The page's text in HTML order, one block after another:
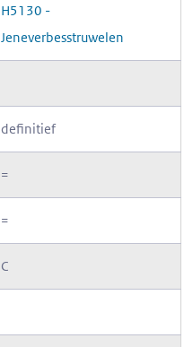
H5130 -
Jeneverbesstruwelen
definitief
=
=
C